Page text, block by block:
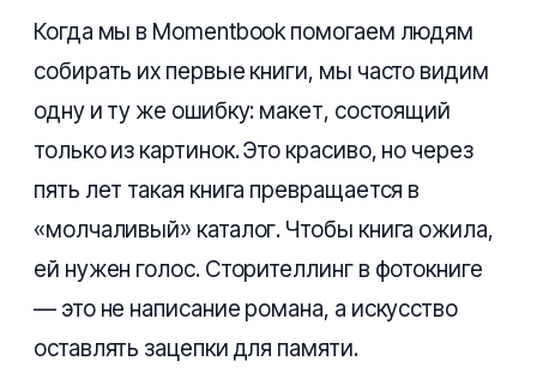
Когда мы в Momentbook помогаем людям
собирать их первые книги, мы часто видим
одну и ту же ошибку: макет, состоящий
только из картинок. Это красиво, но через
пять лет такая книга превращается в
«молчаливый» каталог. Чтобы книга ожила,
ей нужен голос. Сторителлинг в фотокниге
— это не написание романа, а искусство
оставлять зацепки для памяти.